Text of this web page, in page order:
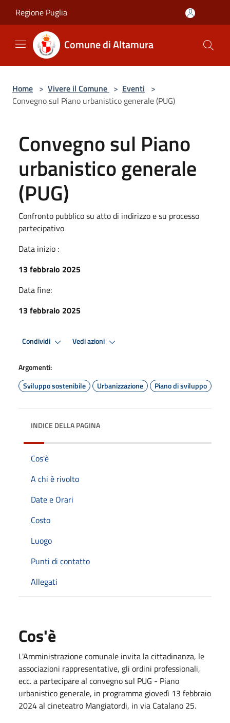
Regione Puglia
Comune di Altamura
Home > Vivere il Comune > Eventi >
Convegno sul Piano urbanistico generale (PUG)
Convegno sul Piano
urbanistico generale
(PUG)
Confronto pubblico su atto di indirizzo e su processo
partecipativo
Data inizio :
13 febbraio 2025
Data fine:
13 febbraio 2025
Condividi Vedi azioni
Argomenti:
Sviluppo sostenibile
Urbanizzazione Piano di sviluppo
INDICE DELLA PAGINA
Cos'è
A chi è rivolto
Date e Orari
Costo
Luogo
Punti di contatto
Allegati
Cos'è
L'Amministrazione comunale invita la cittadinanza, le
associazioni rappresentative, gli ordini professionali,
ecc. a partecipare al convegno sul PUG - Piano
urbanistico generale, in programma giovedì 13 febbraio
2024 al cineteatro Mangiatordi, in via Catalano 25.